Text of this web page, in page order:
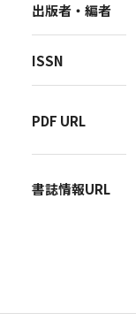
出版者・編者
ISSN
PDF URL
書誌情報URL